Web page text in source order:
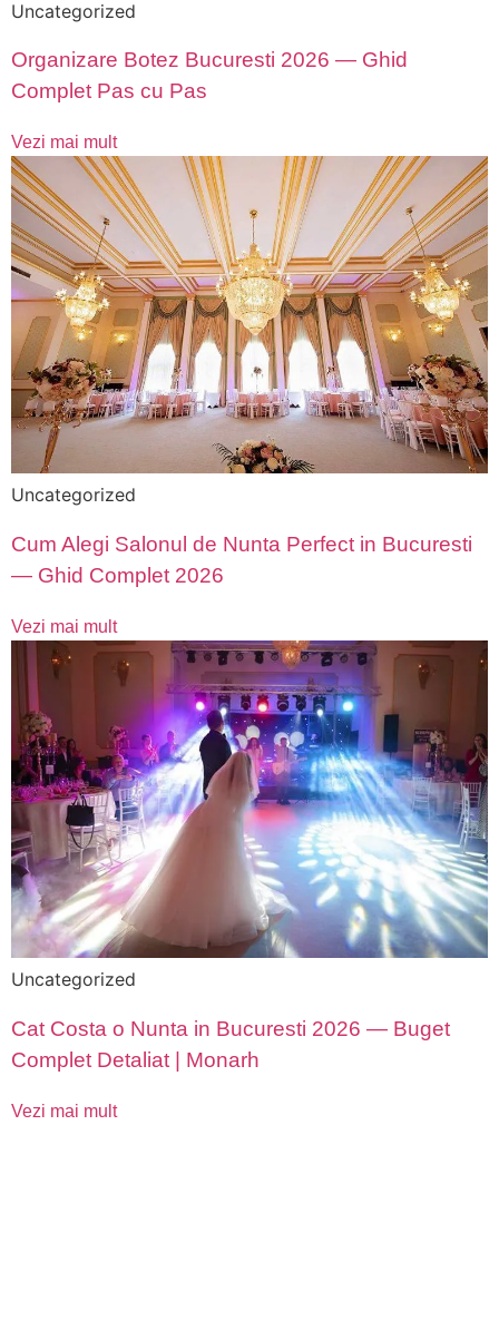
Uncategorized
Organizare Botez Bucuresti 2026 — Ghid
Complet Pas cu Pas
Vezi mai mult
Uncategorized
Cum Alegi Salonul de Nunta Perfect in Bucuresti
— Ghid Complet 2026
Vezi mai mult
Uncategorized
Cat Costa o Nunta in Bucuresti 2026 — Buget
Complet Detaliat | Monarh
Vezi mai mult